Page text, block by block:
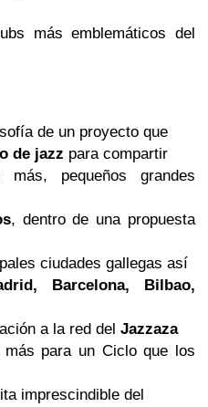
más emblemáticos del
de un proyecto que
de jazz para compartir
pequeños grandes
, dentro de una propuesta
ciudades gallegas así
Barcelona, Bilbao,
a la red del Jazzaza
para un Ciclo que los
imprescindible del